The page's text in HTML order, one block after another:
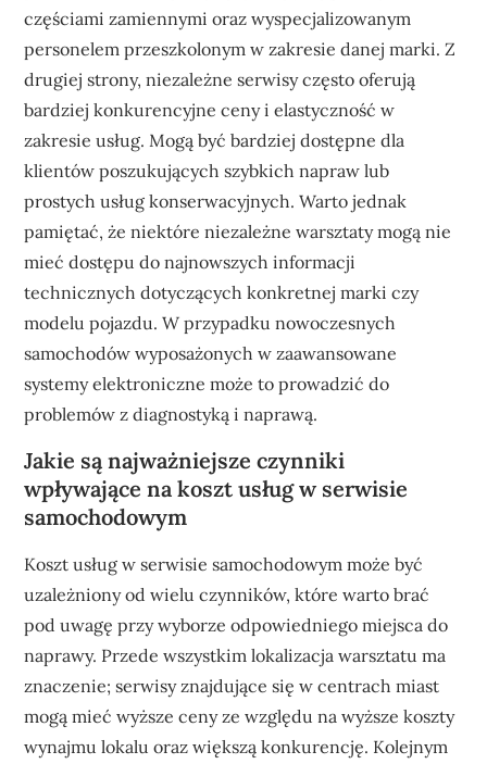
częściami zamiennymi oraz wyspecjalizowanym
personelem przeszkolonym w zakresie danej marki. Z
drugiej strony, niezależne serwisy często oferują
bardziej konkurencyjne ceny i elastyczność w
zakresie usług. Mogą być bardziej dostępne dla
klientów poszukujących szybkich napraw lub
prostych usług konserwacyjnych. Warto jednak
pamiętać, że niektóre niezależne warsztaty mogą nie
mieć dostępu do najnowszych informacji
technicznych dotyczących konkretnej marki czy
modelu pojazdu. W przypadku nowoczesnych
samochodów wyposażonych w zaawansowane
systemy elektroniczne może to prowadzić do
problemów z diagnostyką i naprawą.
Jakie są najważniejsze czynniki
wpływające na koszt usług w serwisie
samochodowym
Koszt usług w serwisie samochodowym może być
uzależniony od wielu czynników, które warto brać
pod uwagę przy wyborze odpowiedniego miejsca do
naprawy. Przede wszystkim lokalizacja warsztatu ma
znaczenie; serwisy znajdujące się w centrach miast
mogą mieć wyższe ceny ze względu na wyższe koszty
wynajmu lokalu oraz większą konkurencję. Kolejnym